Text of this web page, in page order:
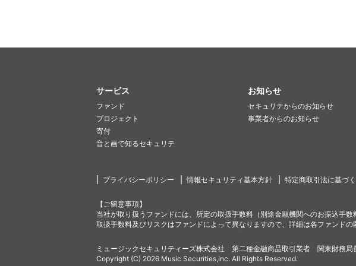
サービス
ファンド
プロジェクト
寄付
音と画で知るセキュリテ
お知らせ
セキュリテからのお知らせ
事業者からのお知らせ
プライバシーポリシー 情報セキュリティ基本方針 特定商取引法に基づ
【ご留意事項】
当社が取り扱うファンドには、所定の取扱手数料（別途金融機関へのお振込手
取扱手数料及びリスクはファンドによって異なりますので、詳細は各ファンドの
ミュージックセキュリティーズ株式会社 第二種金融商品取引業者 関東財務
Copyright (C) 2026 Music Securities,Inc. All Rights Reserved.